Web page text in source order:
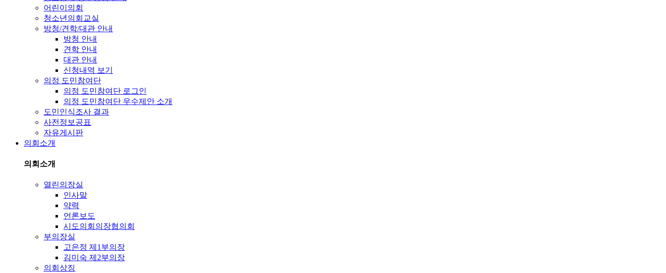
어린이의회
청소년의회교실
방청/견학/대관 안내
방청 안내
견학 안내
대관 안내
신청내역 보기
의정 도민참여단
의정 도민참여단 로그인
의정 도민참여단 우수제안 소개
도민인식조사 결과
사전정보공표
자유게시판
의회소개
의회소개
열린의장실
인사말
약력
언론보도
시도의회의장협의회
부의장실
고은정 제1부의장
김미숙 제2부의장
의회상징